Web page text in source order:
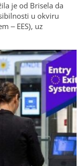
je od Brisela da
u okviru
– EES), uz